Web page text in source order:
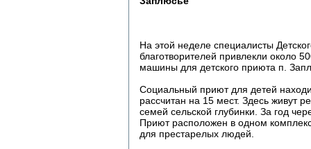
На этой неделе специалисты
благотворителей привлекли около
машины для детского приюта п.
Социальный приют для детей
рассчитан на 15 мест. Здесь живут
семей сельской глубинки. За год
Приют расположен в одном
для престарелых людей.